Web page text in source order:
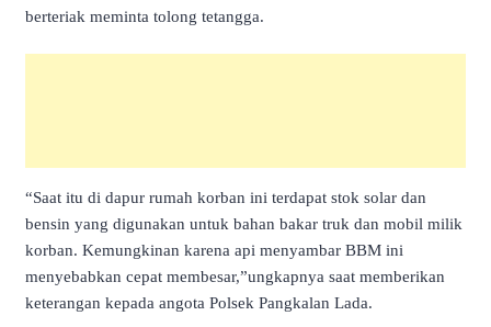
berteriak meminta tolong tetangga.
“Saat itu di dapur rumah korban ini terdapat stok solar dan
bensin yang digunakan untuk bahan bakar truk dan mobil milik
korban. Kemungkinan karena api menyambar BBM ini
menyebabkan cepat membesar,”ungkapnya saat memberikan
keterangan kepada angota Polsek Pangkalan Lada.